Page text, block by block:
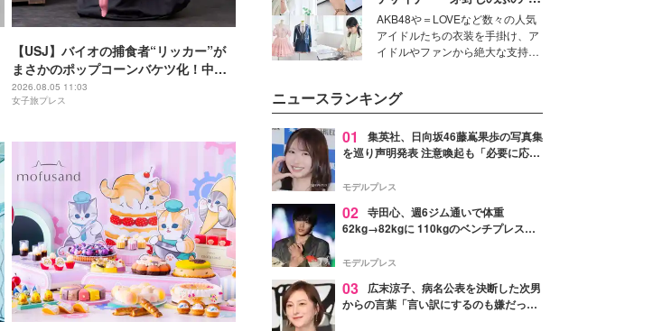
【USJ】バイオの捕食者“リッカー”が
まさかのポップコーンバケツ化！中身
は味噌フレーバー
2026.08.05 11:03
女子旅プレス
Capturing Skin（ウォーターキャ
プチャリングスキン：捕水肌）」
技術を、花王が構築した。
愛い”を作る美学＜「シチズン
クロスシー」インタビュー＞
AKB48や＝LOVEなど数々の人気
アイドルたちの衣装を手掛け、ア
イドルやファンから絶大な支持を
ター・茅野しのぶ。一人ひとりの
個性に寄り添い、魅力を引き出す
衣装作りは、多くの女性たちに勇
気と自信を与え続けている。
ニュースランキング
01
集英社、日向坂46藤嶌果歩の写真集
を巡り声明発表 注意喚起も「必要に応じ
モデルプレス
02 寺田心、週6ジム通いで体重
62kg→82kgに 110kgのベンチプレス持
「かっこいい」と反響
モデルプレス
03
広末涼子、病名公表を決断した次男
からの言葉「言い訳にするのも嫌だっ